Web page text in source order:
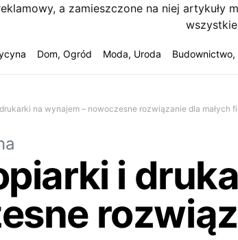
a zamieszczone na niej
wszystkie
Dom, Ogród Moda, Uroda
na wynajem – nowoczesne rozwiązanie dla małych
i